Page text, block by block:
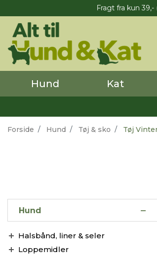
Fragt fra kun
Hund Kat
Forside Hund Tøj & sko Tøj
Hund
Halsbånd, liner & seler
Loppemidler